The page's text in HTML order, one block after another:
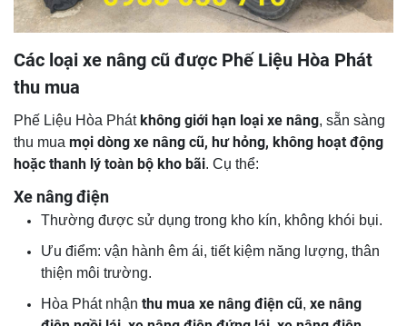
Các loại xe nâng cũ được Phế Liệu Hòa Phát
thu mua
Phế Liệu Hòa Phát không giới hạn loại xe nâng, sẵn sàng
thu mua mọi dòng xe nâng cũ, hư hỏng, không hoạt động
hoặc thanh lý toàn bộ kho bãi. Cụ thể:
Xe nâng điện
Thường được sử dụng trong kho kín, không khói bụi.
Ưu điểm: vận hành êm ái, tiết kiệm năng lượng, thân
thiện môi trường.
Hòa Phát nhận thu mua xe nâng điện cũ, xe nâng